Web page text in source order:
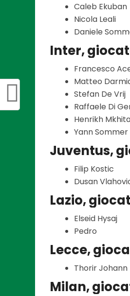
Caleb Ekuban
Nicola Leali
Daniele
Inter,
Francesco
Matteo
Stefan De Vrij
Raffaele Di
Henrikh
Yann Sommer
Juventus,
Filip Kostic
Dusan
Lazio,
Elseid Hysaj
Pedro
Lecce,
Thorir Johann
Milan,